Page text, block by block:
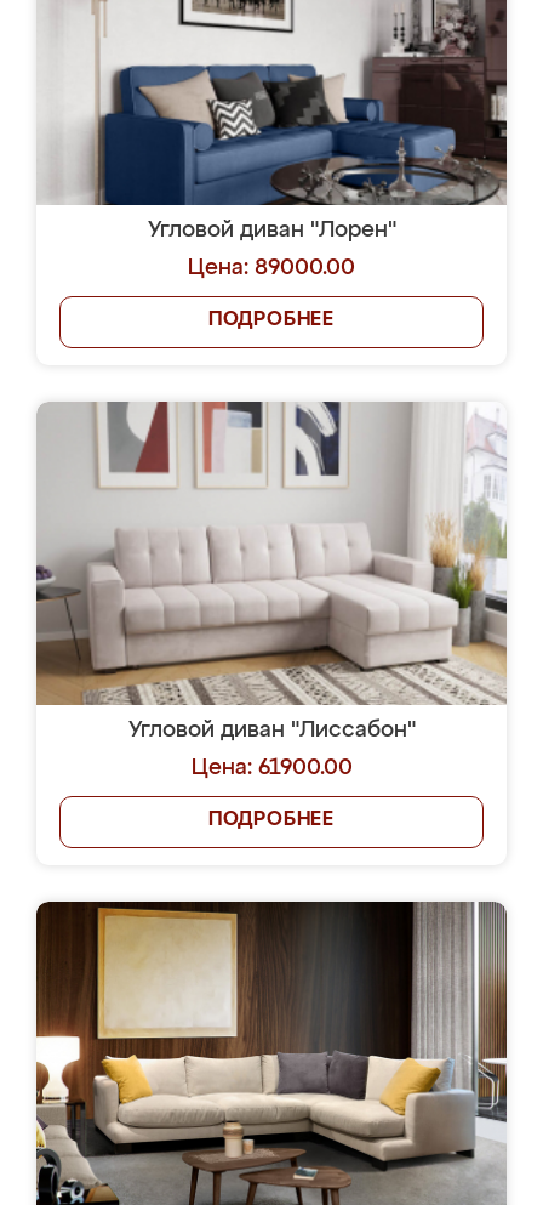
Угловой диван "Лорен"
Цена: 89000.00
ПОДРОБНЕЕ
Угловой диван "Лиссабон"
Цена: 61900.00
ПОДРОБНЕЕ